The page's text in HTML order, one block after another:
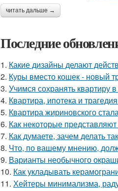
читать дальше →
Последние
1. Какие дизайны делают
2. Куры вместо кошек - новый
3. Учимся сохранять квартиру в
4. Квартира, ипотека и
5. Квартира жириновского
6. Как некоторые
7. Как думаете, зачем делать
8. Что, по вашему мнению,
9. Варианты необычного
10. Как укладывать
11. Хейтеры минимализма,